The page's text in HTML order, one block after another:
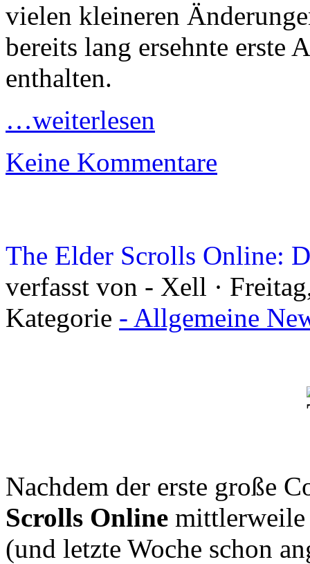
vielen kleineren
bereits lang ersehnte erste
enthalten.
…weiterlesen
Keine Kommentare
The Elder Scrolls Online:
verfasst von - Xell ·
Kategorie - Allgemeine
Nachdem der erste große
Scrolls Online mittlerweile
(und letzte Woche schon